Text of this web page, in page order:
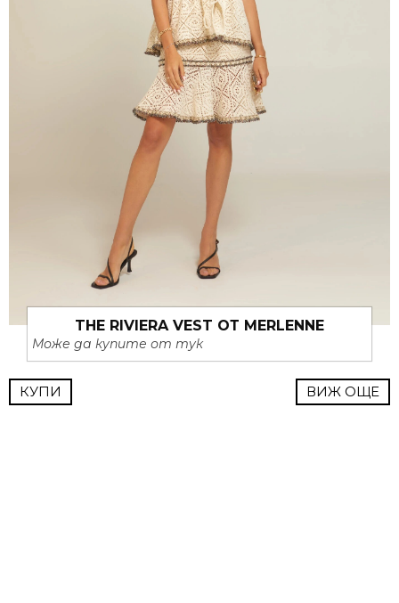
THE RIVIERA VEST ОТ MERLENNE
Може да купите от тук
КУПИ ВИЖ ОЩЕ